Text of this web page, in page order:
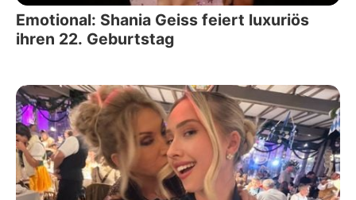
Emotional: Shania Geiss feiert luxuriös
ihren 22. Geburtstag